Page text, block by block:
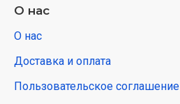
О нас
О нас
Доставка и оплата
Пользовательское соглашение